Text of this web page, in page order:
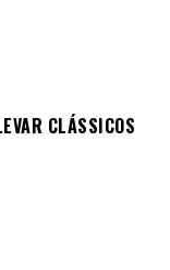
CLÁSSICOS